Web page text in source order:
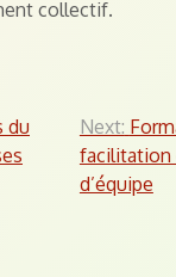
collectif.
du
Next:
facilitation
d’équipe